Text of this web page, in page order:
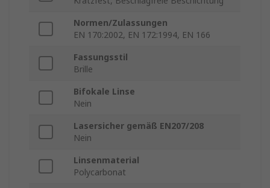
Normen/Zulassungen
EN 170:2002, EN 172:1994, EN 166
Fassungsstil
Brille
Bifokale Linse
Nein
Lasersicher gemäß EN207/208
Nein
Linsenmaterial
Polycarbonat